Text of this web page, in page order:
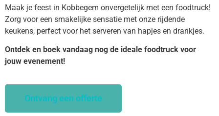
Maak je feest in Kobbegem onvergetelijk met een foodtruck!
Zorg voor een smakelijke sensatie met onze rijdende
keukens, perfect voor het serveren van hapjes en drankjes.
Ontdek en boek vandaag nog de ideale foodtruck voor
jouw evenement!
Ontvang een offerte